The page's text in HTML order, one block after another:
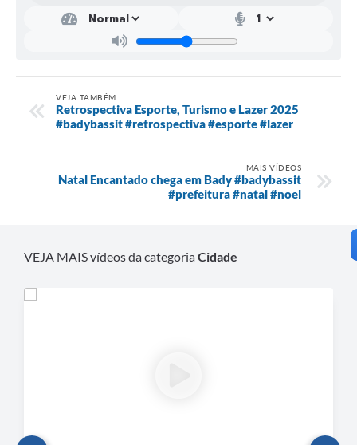
VEJA TAMBÉM
Retrospectiva Esporte, Turismo e Lazer 2025
#badybassit #retrospectiva #esporte #lazer
MAIS VÍDEOS
Natal Encantado chega em Bady #badybassit
#prefeitura #natal #noel
VEJA MAIS vídeos da categoriaCidade